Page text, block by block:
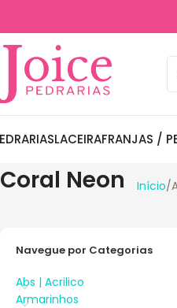
LACEIRAFRANJAS /
Coral Neon Início
Navegue por Categorias
Abs | Acrilico
Armarinhos